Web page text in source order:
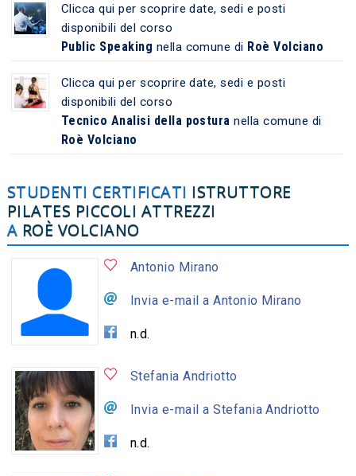
Clicca qui per scoprire date, sedi e posti
disponibili del corso
Public Speaking nella comune di Roè Volciano
Clicca qui per scoprire date, sedi e posti
disponibili del corso
Tecnico Analisi della postura nella comune di
Roè Volciano
STUDENTI CERTIFICATI ISTRUTTORE
PILATES PICCOLI ATTREZZI
A ROÈ VOLCIANO
Antonio Mirano
Invia e-mail a Antonio Mirano
n.d.
Stefania Andriotto
Invia e-mail a Stefania Andriotto
n.d.